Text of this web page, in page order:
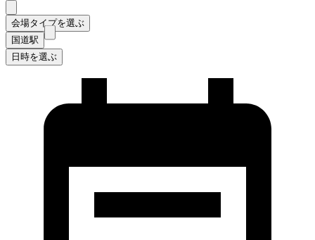
会場タイプを選ぶ
国道駅
日時を選ぶ